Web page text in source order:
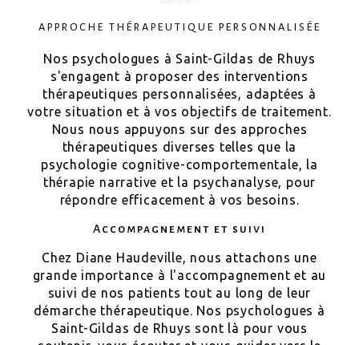
APPROCHE THÉRAPEUTIQUE PERSONNALISÉE
Nos psychologues à Saint-Gildas de Rhuys
s'engagent à proposer des interventions
thérapeutiques personnalisées, adaptées à
votre situation et à vos objectifs de traitement.
Nous nous appuyons sur des approches
thérapeutiques diverses telles que la
psychologie cognitive-comportementale, la
thérapie narrative et la psychanalyse, pour
répondre efficacement à vos besoins.
Accompagnement et suivi
Chez Diane Haudeville, nous attachons une
grande importance à l'accompagnement et au
suivi de nos patients tout au long de leur
démarche thérapeutique. Nos psychologues à
Saint-Gildas de Rhuys sont là pour vous